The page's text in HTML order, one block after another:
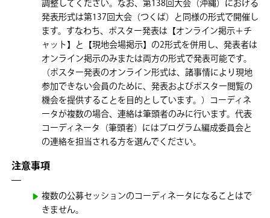
調整してください。なお、第138回大会（沖縄）における
発表形式は第137回大会（つくば）と同様の形式で開催し
ます。すなわち、ポスター発表は【オンライン掲示＋チ
ャット】と【現地会場掲示】の2形式を併用し、発表者は
オンライン掲示のみまたは両方の形式で発表可能です。
（ポスター発表のオンライン形式は、諸事情により現地
参加できない会員のために、発表およびポスター閲覧の
機会を提供することを目的としています。）コーディネ
ータが複数の場合、連絡は筆頭者のみに行います。代表
コーディネータ（筆頭者）にはプログラム編成委員会と
の連絡を担当される方を選んでください。
注意事項
複数の公募セッションのコーディネータになることはで
きません。